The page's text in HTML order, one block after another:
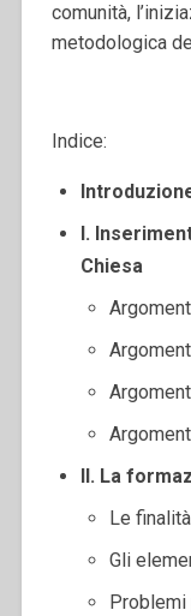
comunità,
metodologica
Indice:
I.
Chiesa
II. La
Le finalità
Gli
Problemi